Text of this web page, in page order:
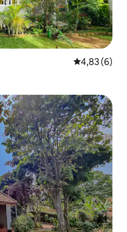
5 üzerinden
4,83 (6)